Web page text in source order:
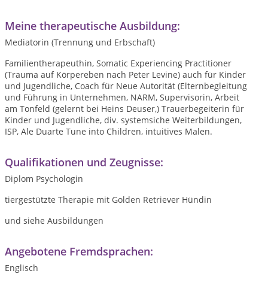
Meine therapeutische Ausbildung:
Mediatorin (Trennung und Erbschaft)
Familientherapeuthin, Somatic Experiencing Practitioner
(Trauma auf Körpereben nach Peter Levine) auch für Kinder
und Jugendliche, Coach für Neue Autorität (Elternbegleitung
und Führung in Unternehmen, NARM, Supervisorin, Arbeit
am Tonfeld (gelernt bei Heins Deuser,) Trauerbegeiterin für
Kinder und Jugendliche, div. systemsiche Weiterbildungen,
ISP, Ale Duarte Tune into Children, intuitives Malen.
Qualifikationen und Zeugnisse:
Diplom Psychologin
tiergestützte Therapie mit Golden Retriever Hündin
und siehe Ausbildungen
Angebotene Fremdsprachen:
Englisch